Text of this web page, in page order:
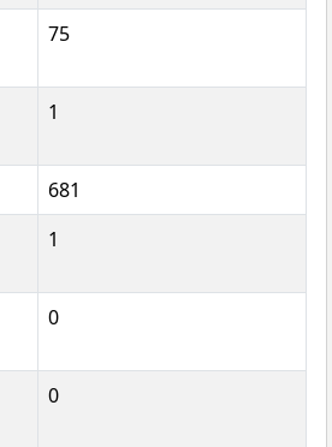
75
1
681
1
0
0